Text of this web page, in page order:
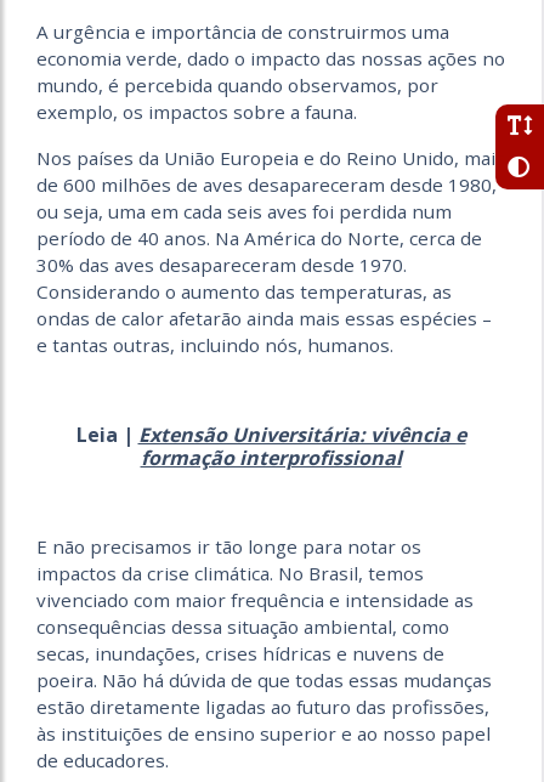
A urgência e importância de construirmos uma
economia verde, dado o impacto das nossas ações no
mundo, é percebida quando observamos, por
exemplo, os impactos sobre a fauna.
Nos países da União Europeia e do Reino Unido, mais
de 600 milhões de aves desapareceram desde 1980,
ou seja, uma em cada seis aves foi perdida num
período de 40 anos. Na América do Norte, cerca de
30% das aves desapareceram desde 1970.
Considerando o aumento das temperaturas, as
ondas de calor afetarão ainda mais essas espécies –
e tantas outras, incluindo nós, humanos.
Leia | Extensão Universitária: vivência e
formação interprofissional
E não precisamos ir tão longe para notar os
impactos da crise climática. No Brasil, temos
vivenciado com maior frequência e intensidade as
consequências dessa situação ambiental, como
secas, inundações, crises hídricas e nuvens de
poeira. Não há dúvida de que todas essas mudanças
estão diretamente ligadas ao futuro das profissões,
às instituições de ensino superior e ao nosso papel
de educadores.